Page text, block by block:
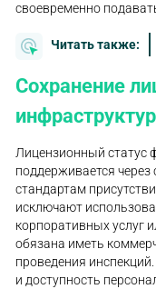
своевременно
Читать также:
Сохранение
Лицензионный статус
поддерживается
стандартам
исключают
корпоративных услуг
обязана иметь
проведения
и доступность